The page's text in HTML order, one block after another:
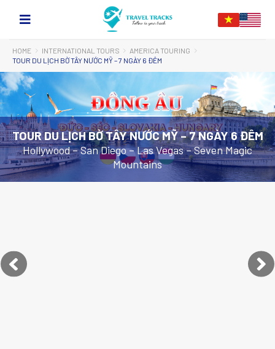
HOME INTERNATIONAL TOURS
AMERICA TOURING
TOUR DU LỊCH BỜ TÂY NƯỚC MỸ – 7 NGÀY 6 ĐÊM
TOUR DU LỊCH BỜ TÂY NƯỚC MỸ – 7 NGÀY 6 ĐÊM
Hollywood – San Diego – Las Vegas – Seven Magic
Mountains